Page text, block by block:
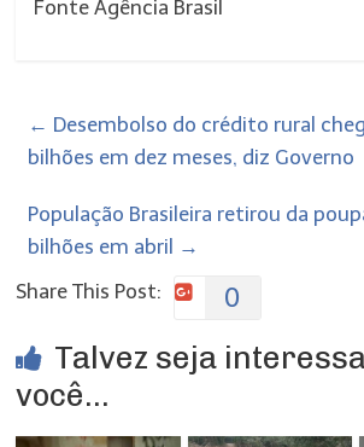
Fonte Agência Brasil
← Desembolso do crédito rural
bilhões em dez meses, diz Governo
População Brasileira retirou da
bilhões em abril →
Share This Post:
0
Talvez seja
você...